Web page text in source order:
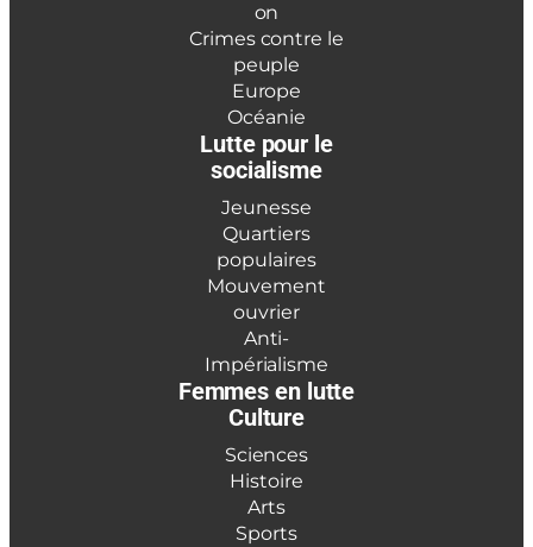
on
Crimes contre le
peuple
Europe
Océanie
Lutte pour le
socialisme
Jeunesse
Quartiers
populaires
Mouvement
ouvrier
Anti-
Impérialisme
Femmes en lutte
Culture
Sciences
Histoire
Arts
Sports